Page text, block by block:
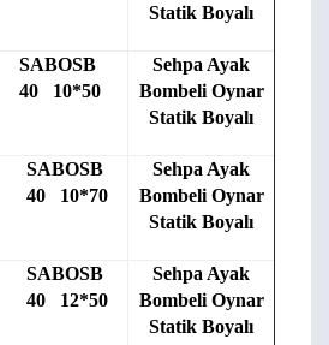
Statik Boyalı
SABOSB
40 10*50
Sehpa Ayak
Bombeli Oynar
Statik Boyalı
SABOSB
40 10*70
Sehpa Ayak
Bombeli Oynar
Statik Boyalı
SABOSB
40 12*50
Sehpa Ayak
Bombeli Oynar
Statik Boyalı